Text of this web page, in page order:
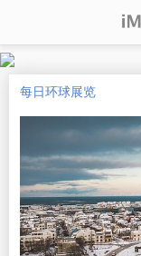
每日环球展览